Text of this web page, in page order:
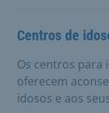
Centros de
Os centros para
oferecem
idosos e aos